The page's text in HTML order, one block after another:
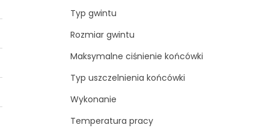
Typ gwintu
Rozmiar gwintu
Maksymalne ciśnienie końcówki
Typ uszczelnienia końcówki
Wykonanie
Temperatura pracy